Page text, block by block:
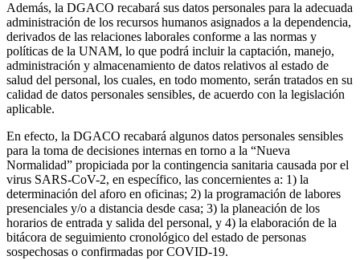
Además, la DGACO recabará sus datos personales para la adecuada
administración de los recursos humanos asignados a la dependencia,
derivados de las relaciones laborales conforme a las normas y
políticas de la UNAM, lo que podrá incluir la captación, manejo,
administración y almacenamiento de datos relativos al estado de
salud del personal, los cuales, en todo momento, serán tratados en su
calidad de datos personales sensibles, de acuerdo con la legislación
aplicable.
En efecto, la DGACO recabará algunos datos personales sensibles
para la toma de decisiones internas en torno a la “Nueva
Normalidad” propiciada por la contingencia sanitaria causada por el
virus SARS-CoV-2, en específico, las concernientes a: 1) la
determinación del aforo en oficinas; 2) la programación de labores
presenciales y/o a distancia desde casa; 3) la planeación de los
horarios de entrada y salida del personal, y 4) la elaboración de la
bitácora de seguimiento cronológico del estado de personas
sospechosas o confirmadas por COVID-19.